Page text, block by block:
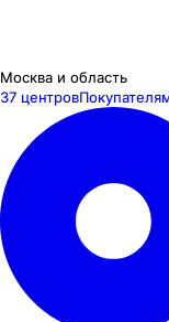
Москва и область
37 центров